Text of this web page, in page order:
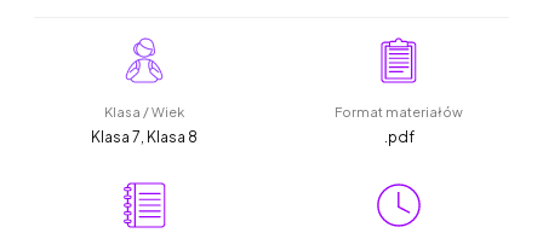
Klasa / Wiek
Klasa 7, Klasa 8
Format materiałów
.pdf